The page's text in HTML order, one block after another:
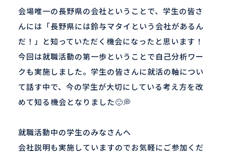
会場唯一の長野県の会社ということで、学生の皆さ
んには「長野県には鈴与マタイという会社があるん
だ！」と知っていただく機会になったと思います！
今回は就職活動の第一歩ということで自己分析ワー
クも実施しました。学生の皆さんに就活の軸につい
て話す中で、今の学生が大切にしている考え方を改
めて知る機会となりました🙂💭
就職活動中の学生のみなさんへ
会社説明も実施していますのでお気軽にご参加くだ